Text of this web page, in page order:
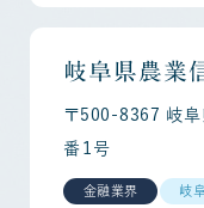
岐阜県農業
〒500-8367 岐阜
番１号
金融業界 岐